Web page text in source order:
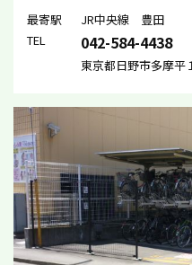
最寄駅
JR中央線 豊田
TEL
042-584-4438
東京都日野市多摩平